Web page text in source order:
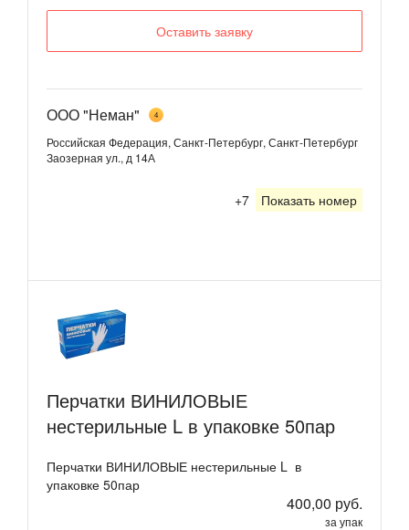
Оставить заявку
ООО "Неман" 4
Российская Федерация, Санкт-Петербург, Санкт-Петербург
Заозерная ул., д 14А
+7 Показать номер
Перчатки ВИНИЛОВЫЕ
нестерильные L в упаковке 50пар
Перчатки ВИНИЛОВЫЕ нестерильные L в
упаковке 50пар
400,00 руб.
за упак